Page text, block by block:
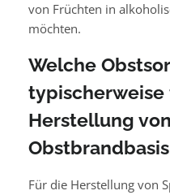
von Früchten in
möchten.
Welche
typischerweise
Herstellung
Für die Herstellung von